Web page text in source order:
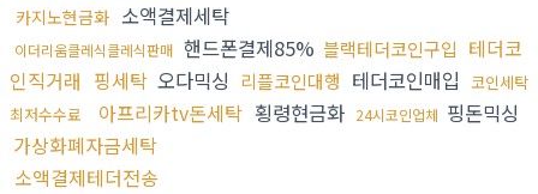
카지노현금화 소액결제세탁
이더리움클레식클레식판매 핸드폰결제85% 블랙테더코인구입 테더코
인직거래 핑세탁 오다믹싱 리플코인대행 테더코인매입 코인세탁
최저수수료
아프리카tv돈세탁 횡령현금화 24시코인업체 핑돈믹싱
가상화폐자금세탁
소액결제테더전송